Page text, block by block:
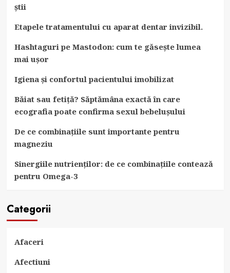
știi
Etapele tratamentului cu aparat dentar invizibil.
Hashtaguri pe Mastodon: cum te găsește lumea
mai ușor
Igiena și confortul pacientului imobilizat
Băiat sau fetiță? Săptămâna exactă în care
ecografia poate confirma sexul bebelușului
De ce combinațiile sunt importante pentru
magneziu
Sinergiile nutrienților: de ce combinațiile contează
pentru Omega-3
Categorii
Afaceri
Afectiuni